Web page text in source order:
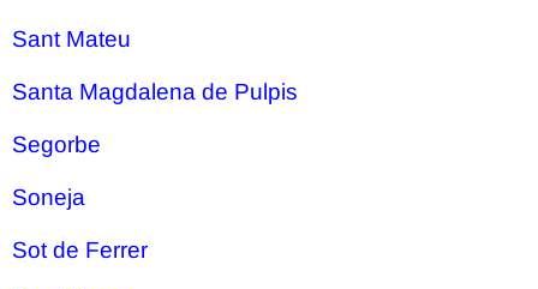
Sant Mateu
Santa Magdalena de Pulpis
Segorbe
Soneja
Sot de Ferrer